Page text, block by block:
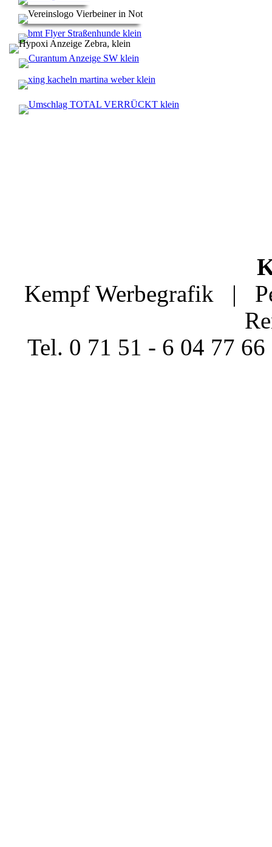
Kempf Werbegrafik |
Tel. 0 71 51 - 6 04 77